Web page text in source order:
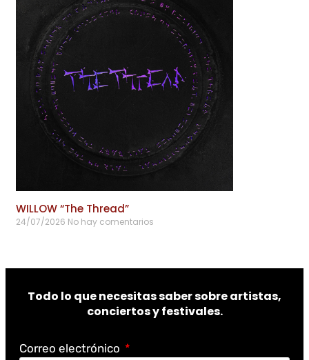
WILLOW “The Thread”
24/07/2026 No hay comentarios
Todo lo que necesitas saber sobre artistas,
conciertos y festivales.
Correo electrónico